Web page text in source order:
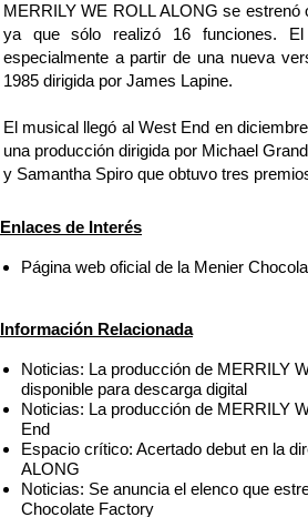
MERRILY WE ROLL ALONG se
ya que sólo realizó 16 funciones.
especialmente a partir de una nueva
1985 dirigida por James Lapine.
El musical llegó al West End en
una producción dirigida por Michael
y Samantha Spiro que obtuvo tres
Enlaces de Interés
Página web oficial de la Menier
Información Relacionada
Noticias: La producción de MERRILY
disponible para descarga digital
Noticias: La producción de MERRILY
End
Espacio crítico: Acertado debut en la
ALONG
Noticias: Se anuncia el elenco que
Chocolate Factory